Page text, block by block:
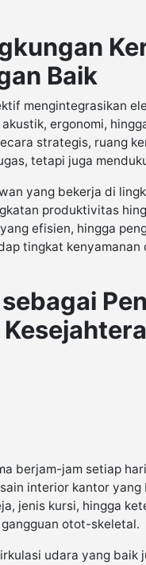
Baik
mengintegrasikan
ergonomi,
strategis, ruang
tetapi juga
yang bekerja di
produktivitas
efisien, hingga
tingkat kenyamanan
berjam-jam setiap
interior kantor yang
jenis kursi, hingga
otot-skeletal.
udara yang baik